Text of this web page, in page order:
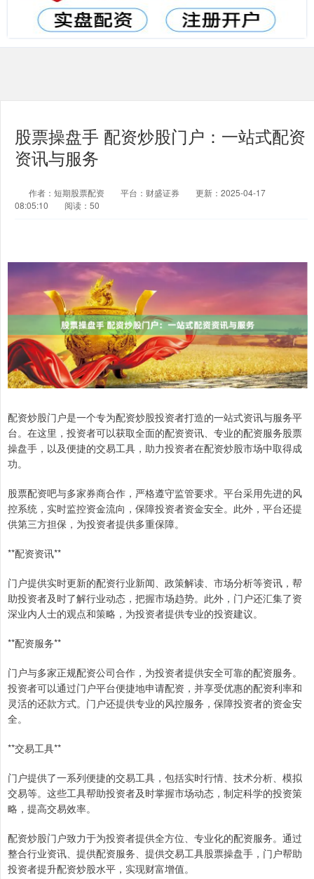
股票操盘手 配资炒股门户：一站式配资
资讯与服务
作者：短期股票配资 平台：财盛证券
更新：2025-04-17
08:05:10
阅读：50
配资炒股门户是一个专为配资炒股投资者打造的一站式资讯与服务平
台。在这里，投资者可以获取全面的配资资讯、专业的配资服务股票
操盘手，以及便捷的交易工具，助力投资者在配资炒股市场中取得成
功。
股票配资吧与多家券商合作，严格遵守监管要求。平台采用先进的风
控系统，实时监控资金流向，保障投资者资金安全。此外，平台还提
供第三方担保，为投资者提供多重保障。
**配资资讯**
门户提供实时更新的配资行业新闻、政策解读、市场分析等资讯，帮
助投资者及时了解行业动态，把握市场趋势。此外，门户还汇集了资
深业内人士的观点和策略，为投资者提供专业的投资建议。
**配资服务**
门户与多家正规配资公司合作，为投资者提供安全可靠的配资服务。
投资者可以通过门户平台便捷地申请配资，并享受优惠的配资利率和
灵活的还款方式。门户还提供专业的风控服务，保障投资者的资金安
全。
**交易工具**
门户提供了一系列便捷的交易工具，包括实时行情、技术分析、模拟
交易等。这些工具帮助投资者及时掌握市场动态，制定科学的投资策
略，提高交易效率。
配资炒股门户致力于为投资者提供全方位、专业化的配资服务。通过
整合行业资讯、提供配资服务、提供交易工具股票操盘手，门户帮助
投资者提升配资炒股水平，实现财富增值。